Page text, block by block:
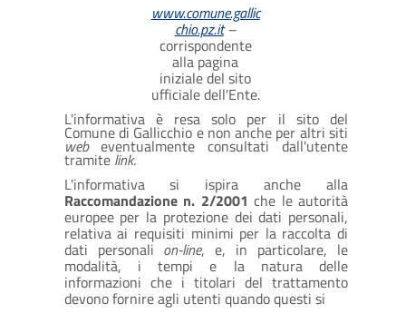
www.comune.gallic
chio.pz.it –
corrispondente
alla pagina
iniziale del sito
ufficiale dell'Ente.
L'informativa è resa solo per il sito del
Comune di Gallicchio e non anche per altri siti
webeventualmente consultati dall'utente
tramite link.
L'informativa si ispira anche alla
Raccomandazione n. 2/2001che le autorità
europee per la protezione dei dati personali,
relativa ai requisiti minimi per la raccolta di
dati personali on-line, e, in particolare, le
modalità, i tempi e la natura delle
informazioni che i titolari del trattamento
devono fornire agli utenti quando questi si